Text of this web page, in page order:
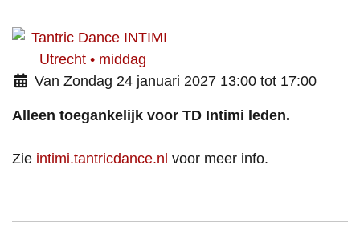
Van Zondag 24 januari 2027 13:00 tot 17:00
Alleen toegankelijk voor TD Intimi leden.
Zie intimi.tantricdance.nl voor meer info.